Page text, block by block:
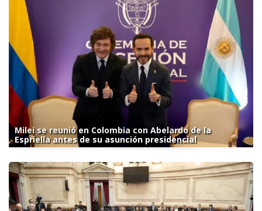
Milei se reunió en Colombia con Abelardo de la
Espriella antes de su asunción presidencial